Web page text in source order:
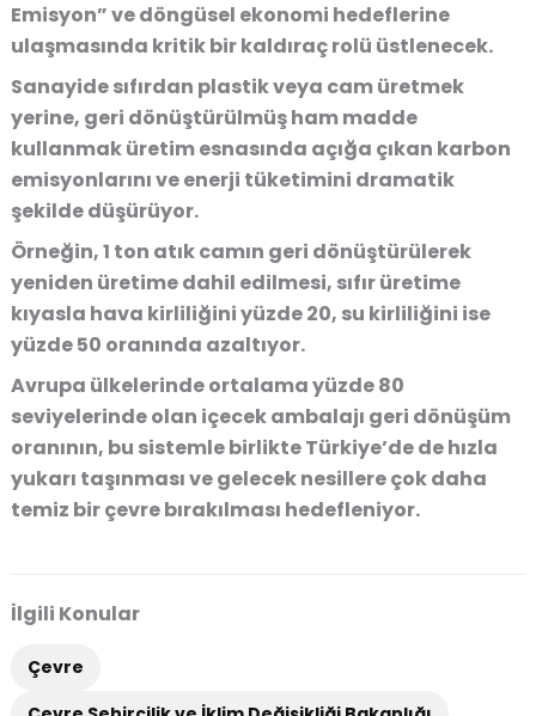
Emisyon” ve döngüsel ekonomi hedeflerine
ulaşmasında kritik bir kaldıraç rolü üstlenecek.
Sanayide sıfırdan plastik veya cam üretmek
yerine, geri dönüştürülmüş ham madde
kullanmak üretim esnasında açığa çıkan karbon
emisyonlarını ve enerji tüketimini dramatik
şekilde düşürüyor.
Örneğin, 1 ton atık camın geri dönüştürülerek
yeniden üretime dahil edilmesi, sıfır üretime
kıyasla hava kirliliğini yüzde 20, su kirliliğini ise
yüzde 50 oranında azaltıyor.
Avrupa ülkelerinde ortalama yüzde 80
seviyelerinde olan içecek ambalajı geri dönüşüm
oranının, bu sistemle birlikte Türkiye’de de hızla
yukarı taşınması ve gelecek nesillere çok daha
temiz bir çevre bırakılması hedefleniyor.
İlgili Konular
Çevre